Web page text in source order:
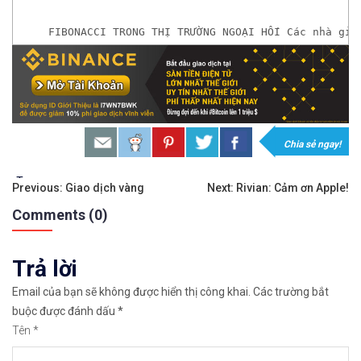
FIBONACCI TRONG THỊ TRƯỜNG NGOẠI HỐI
𝘟𝘦𝘮 𝘤𝘩𝘪 𝘵𝘪ế𝘵: https://chungkhoanforex.com/
𝐌ở 𝐭à𝐢 𝐤𝐡𝐨ả𝐧 𝐠𝐢𝐚𝐨 𝐝ị𝐜𝐡 𝐭ạ𝐢 𝐜á𝐜 𝐬à𝐧 𝐭ố𝐭 𝐧𝐡ấ𝐭 𝐭𝐡ế 𝐠𝐢ớ𝐢
𝘔ở 𝘵à𝘪 𝘬𝘩𝘰ả𝘯 𝘵𝘳ê𝘯 𝘴à𝘯 𝘧𝘰𝘳𝘦𝘹 𝘌𝘹𝘯𝘦𝘴𝘴 𝘜𝘺 𝘛í𝘯 𝘷à
𝘔ở 𝘵à𝘪 𝘬𝘩𝘰ả𝘯 𝘵𝘳ê𝘯 𝘴à𝘯 𝘐𝘊𝘔𝘢𝘳𝘬𝘦𝘵𝘴 𝘯ổ𝘪 𝘵𝘪ế𝘯𝘨
𝘔ở 𝘵à𝘪 𝘬𝘩𝘰ả𝘯 𝘵𝘳ê𝘯 𝘴à𝘯 𝘉𝘪𝘯𝘢𝘯𝘤𝘦 𝘯ổ𝘪 𝘵𝘪ế𝘯𝘨 𝘯𝘩ấ𝘵
Cảm ơn bạn đã xem thông tin Chúc bạn
Chia sẻ ngay!
Tags:
Điều
hướng
bài
viết
Previous: Giao dịch vàng Next: Rivian: Cảm ơn Apple!
Comments (0)
Trả lời
Email của bạn sẽ không được hiển thị công khai. Các trường bắt
buộc được đánh dấu *
Tên *